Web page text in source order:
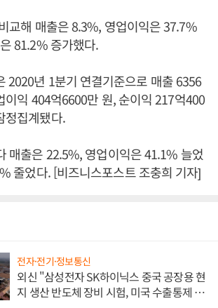
교해 매출은 8.3%, 영업이익은 37.7%
81.2% 증가했다.
2020년 1분기 연결기준으로 매출 6356
이익 404억6600만 원, 순이익 217억400
정집계됐다.
매출은 22.5%, 영업이익은 41.1% 늘었
줄었다. [비즈니스포스트 조충희 기자]
전자·전기·정보통신
외신 "삼성전자 SK하이닉스 중국 공장용 현
지 생산 반도체 장비 시험, 미국 수출통제 대